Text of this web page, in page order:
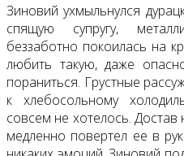
Зиновий ухмыльнулся
спящую супругу,
беззаботно покоилась на
любить такую, даже
пораниться. Грустные
к хлебосольному
совсем не хотелось. Достав
медленно повертел ее в